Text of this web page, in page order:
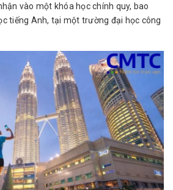
vào một khóa học chính quy, bao
tiếng Anh, tại một trường đại học công